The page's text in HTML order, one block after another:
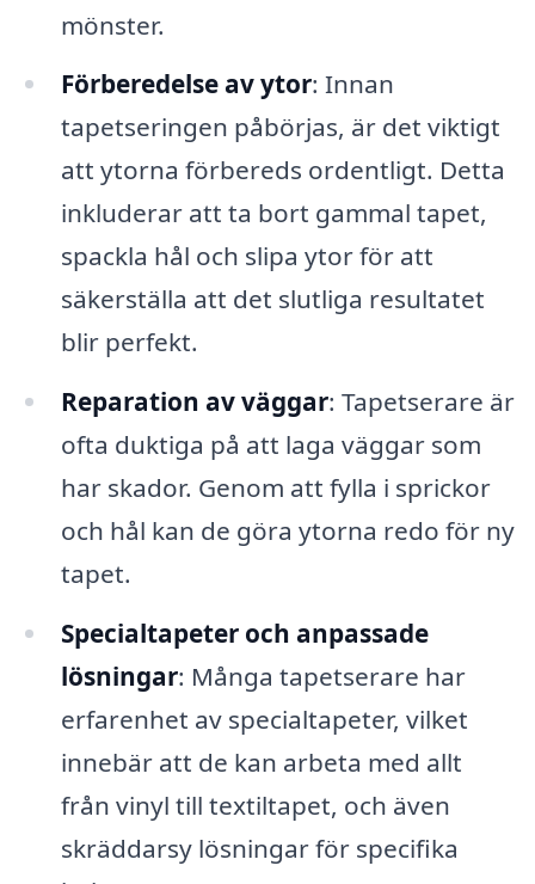
mönster.
Förberedelse av ytor: Innan
tapetseringen påbörjas, är det viktigt
att ytorna förbereds ordentligt. Detta
inkluderar att ta bort gammal tapet,
spackla hål och slipa ytor för att
säkerställa att det slutliga resultatet
blir perfekt.
Reparation av väggar: Tapetserare är
ofta duktiga på att laga väggar som
har skador. Genom att fylla i sprickor
och hål kan de göra ytorna redo för ny
tapet.
Specialtapeter och anpassade
lösningar: Många tapetserare har
erfarenhet av specialtapeter, vilket
innebär att de kan arbeta med allt
från vinyl till textiltapet, och även
skräddarsy lösningar för specifika